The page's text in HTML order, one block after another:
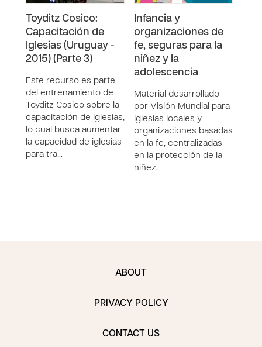
Toyditz Cosico:
Capacitación de
Iglesias (Uruguay -
2015) (Parte 3)
Este recurso es parte
del entrenamiento de
Toyditz Cosico sobre la
capacitación de iglesias,
lo cual busca aumentar
la capacidad de iglesias
para tra…
Infancia y
organizaciones de
fe, seguras para la
niñez y la
adolescencia
Material desarrollado
por Visión Mundial para
iglesias locales y
organizaciones basadas
en la fe, centralizadas
en la protección de la
niñez.
ABOUT
PRIVACY POLICY
CONTACT US